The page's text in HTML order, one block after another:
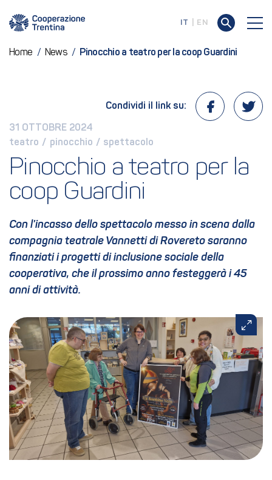
IT EN
Home / News / Pinocchio a teatro per la coop Guardini
31 OTTOBRE 2024
teatro / pinocchio / spettacolo
Condividi il link su:
Pinocchio a teatro per la
coop Guardini
Con l’incasso dello spettacolo messo in scena dalla
compagnia teatrale Vannetti di Rovereto saranno
finanziati i progetti di inclusione sociale della
cooperativa, che il prossimo anno festeggerà i 45
anni di attività.